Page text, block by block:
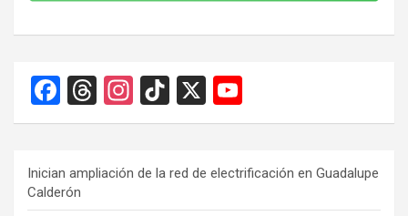
F
a
b
o
T
hr
a
d
In
st
gr
a
Ti
k
o
k
X
o
T
u
Inician ampliación de la red de electrificación en Guadalupe
Calderón